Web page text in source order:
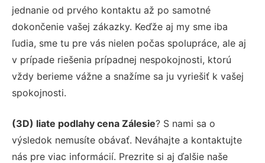
jednanie od prvého kontaktu až po samotné
dokončenie vašej zákazky. Keďže aj my sme iba
ľudia, sme tu pre vás nielen počas spolupráce, ale aj
v prípade riešenia prípadnej nespokojnosti, ktorú
vždy berieme vážne a snažíme sa ju vyriešiť k vašej
spokojnosti.
(3D) liate podlahy cena Zálesie? S nami sa o
výsledok nemusíte obávať. Neváhajte a kontaktujte
nás pre viac informácií. Prezrite si aj ďalšie naše